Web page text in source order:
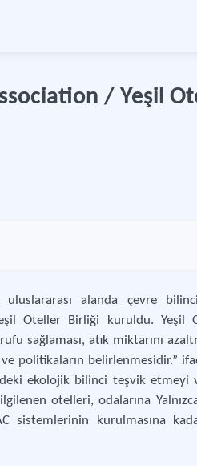
/ Yeşil
uluslararası alanda çevre
Yeşil Oteller Birliği kuruldu.
sağlaması, atık miktarını
politikaların belirlenmesidir.”
ekolojik bilinci teşvik etmeyi
otelleri, odalarına
sistemlerinin kurulmasına